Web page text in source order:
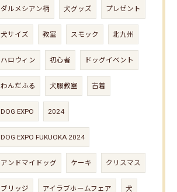
ダルメシアン柄 犬グッズ プレゼント
犬サイズ 教室 スモック 北九州
ハロウィン 初心者 ドッグイベント
わんだふる 犬服教室 古着
DOG EXPO 2024
DOG EXPO FUKUOKA 2024
アンドマイドッグ ケーキ クリスマス
ブリッジ アイラブホームフェア 犬